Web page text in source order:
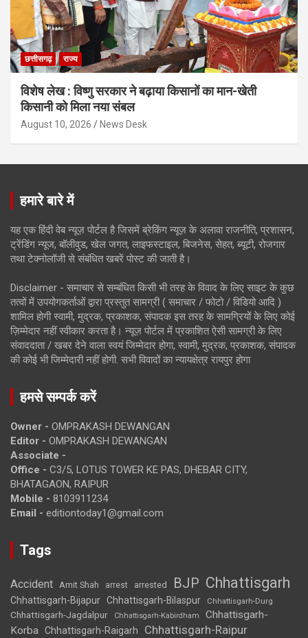
छत्तीसगढ़ राज्य
विशेष लेख : विष्णु सरकार ने बढ़ाया किसानों का मान-खेती
किसानी को मिला नया संबल
August 10, 2026 News Desk
हमारे बारे में
यह एक हिंदी वेब न्यूज़ पोर्टल है जिसमें ब्रेकिंग न्यूज़ के अलावा राजनीति, प्रशासन,
ट्रेंडिंग न्यूज, बॉलीवुड, खेल जगत, लाइफस्टाइल, बिजनेस, सेहत, ब्यूटी, रोजगार
तथा टेक्नोलॉजी से संबंधित खबरें पोस्ट की जाती है।
Disclaimer - समाचार से सम्बंधित किसी भी तरह के विवाद के लिए साइट के कुछ
तत्वों में उपयोगकर्ताओं द्वारा प्रस्तुत सामग्री ( समाचार / फोटो / विडियो आदि )
शामिल होगी स्वामी, मुद्रक, प्रकाशक, संपादक इस तरह के सामग्रियों के लिए कोई
ज़िम्मेदार नहीं स्वीकार करता है। न्यूज़ पोर्टल में प्रकाशित ऐसी सामग्री के लिए
संवाददाता / खबर देने वाला स्वयं जिम्मेदार होगा, स्वामी, मुद्रक, प्रकाशक, संपादक
की कोई भी जिम्मेदारी नहीं होगी. सभी विवादों का न्यायक्षेत्र रायपुर होगा
हमसे सम्पर्क करें
Owner - OMPRAKASH DEWANGAN
Editor - OMPRAKASH DEWANGAN
Associate -
Office - C3/5, LOTUS TOWER KE PAS, DHEBAR CITY,
BHATAGAON, RAIPUR
Mobile - 8103911234
Email - editiontoday1@gmail.com
Tags
Accident Amit Shah arrest arrested BJP Chhattisgarh
Chhattisgarh-Bijapur Chhattisgarh-Bilaspur Chhattisgarh-Durg
Chhattisgarh-Jagdalpur Chhattisgarh-Kabirdham
Chhattisgarh-
Korba Chhattisgarh-Raigarh Chhattisgarh-Raipur